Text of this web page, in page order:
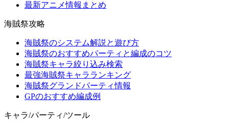
最新アニメ情報まとめ
海賊祭攻略
海賊祭のシステム解説と遊び方
海賊祭のおすすめパーティと編成のコツ
海賊祭キャラ絞り込み検索
最強海賊祭キャラランキング
海賊祭グランドパーティ情報
GPのおすすめ編成例
キャラ/パーティ/ツール